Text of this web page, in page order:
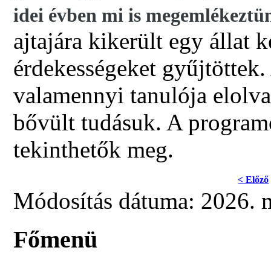
idei évben mi is
ajtajára kikerült egy állat
érdekességeket
valamennyi tanulója
bővült tudásuk. A
tekinthetők meg.
< Előző
Módosítás dátuma: 2026.
Főmenü